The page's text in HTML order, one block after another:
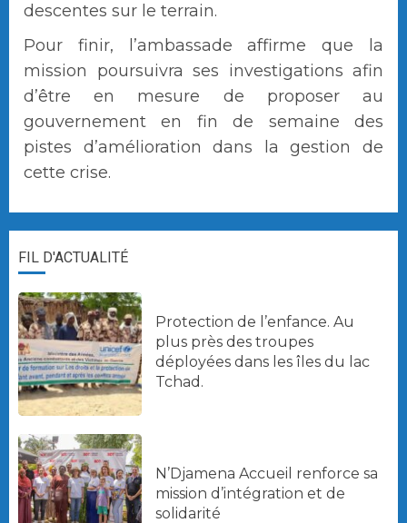
descentes sur le terrain.
Pour finir, l’ambassade affirme que la
mission poursuivra ses investigations afin
d’être en mesure de proposer au
gouvernement en fin de semaine des
pistes d’amélioration dans la gestion de
cette crise.
FIL D'ACTUALITÉ
Protection de l’enfance. Au
plus près des troupes
déployées dans les îles du lac
Tchad.
N’Djamena Accueil renforce sa
mission d’intégration et de
solidarité